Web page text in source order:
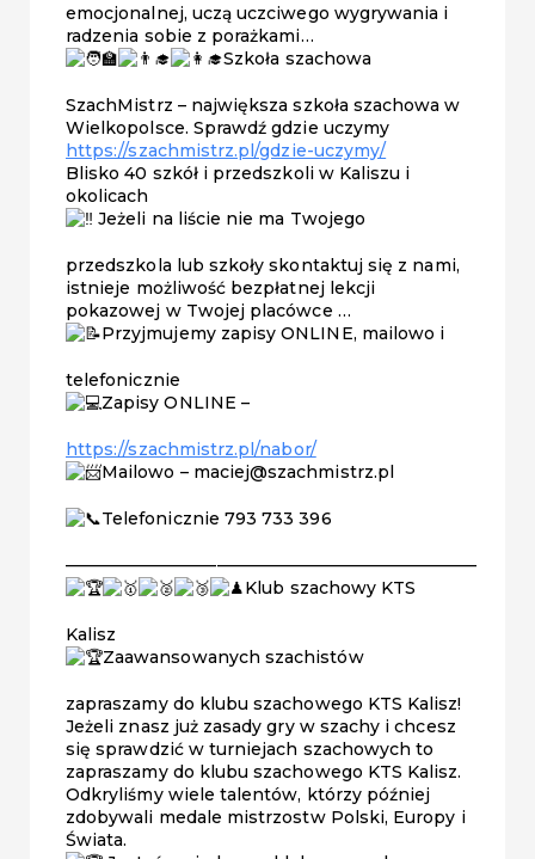
emocjonalnej, uczą uczciwego wygrywania i
radzenia sobie z porażkami…
Szkoła szachowa
SzachMistrz – największa szkoła szachowa w
Wielkopolsce. Sprawdź gdzie uczymy
https://szachmistrz.pl/gdzie-uczymy/
Blisko 40 szkół i przedszkoli w Kaliszu i
okolicach
Jeżeli na liście nie ma Twojego
przedszkola lub szkoły skontaktuj się z nami,
istnieje możliwość bezpłatnej lekcji
pokazowej w Twojej placówce …
Przyjmujemy zapisy ONLINE, mailowo i
telefonicznie
Zapisy ONLINE –
https://szachmistrz.pl/nabor/
Mailowo – maciej@szachmistrz.pl
Telefonicznie 793 733 396
————————————————————————–
Klub szachowy KTS
Kalisz
Zaawansowanych szachistów
zapraszamy do klubu szachowego KTS Kalisz!
Jeżeli znasz już zasady gry w szachy i chcesz
się sprawdzić w turniejach szachowych to
zapraszamy do klubu szachowego KTS Kalisz.
Odkryliśmy wiele talentów, którzy później
zdobywali medale mistrzostw Polski, Europy i
Świata.